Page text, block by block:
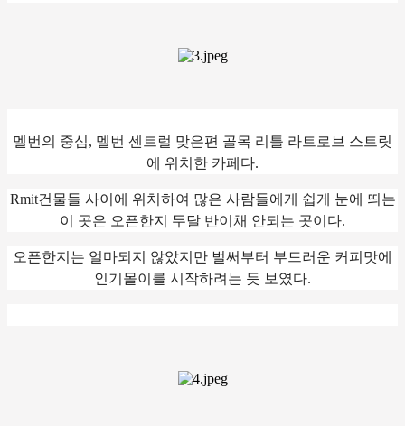
멜번의 중심, 멜번 센트럴 맞은편 골목 리틀 라트로브 스트릿
에 위치한 카페다.
Rmit건물들 사이에 위치하여 많은 사람들에게 쉽게 눈에 띄는
이 곳은 오픈한지 두달 반이채 안되는 곳이다.
오픈한지는 얼마되지 않았지만 벌써부터 부드러운 커피맛에
인기몰이를 시작하려는 듯 보였다.